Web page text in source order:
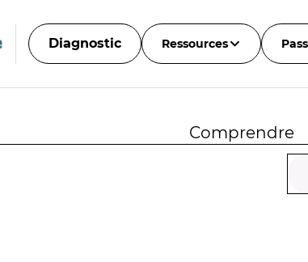
Diagnostic Ressources
Comprendre